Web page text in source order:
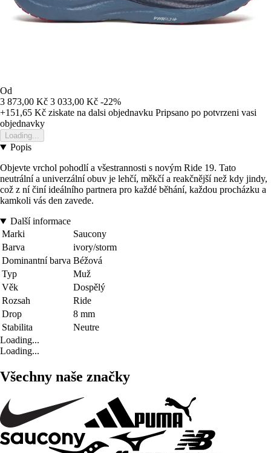
Od
3 873,00 Kč 3 033,00 Kč -22%
+151,65 Kč ziskate na dalsi objednavku Pripsano po potvrzeni vasi
objednavky
Loading...
Popis
Objevte vrchol pohodlí a všestrannosti s novým Ride 19. Tato
neutrální a univerzální obuv je lehčí, měkčí a reakčnější než kdy jindy,
což z ní činí ideálního partnera pro každé běhání, každou procházku a
kamkoli vás den zavede.
Další informace
Marki
Saucony
Barva
ivory/storm
Dominantní barva Béžová
Typ
Muž
Věk
Dospělý
Rozsah
Ride
Drop
8 mm
Stabilita
Neutre
Loading...
Loading...
Všechny naše značky